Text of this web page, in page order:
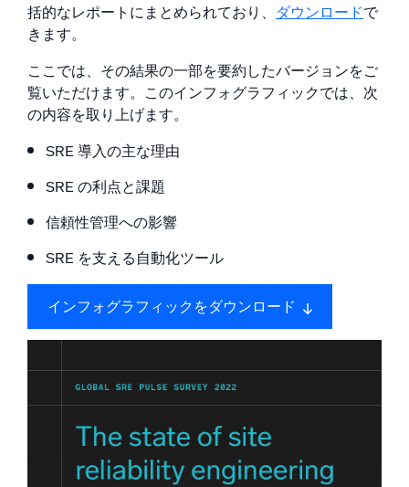
ダイナミックオブザーバビリティ
監視とトラブルシューティング
包括的な可視性で検出・解決
強力な統合
信頼され、認定済み
括的なレポートにまとめられており、
ダウンロードで
きます。
ここでは、その結果の一部を要約したバージョンをご
覧いただけます。このインフォグラフィックでは、次
の内容を取り上げます。
SRE 導入の主な理由
SRE の利点と課題
信頼性管理への影響
SRE を支える自動化ツール
インフォグラフィックをダウンロード